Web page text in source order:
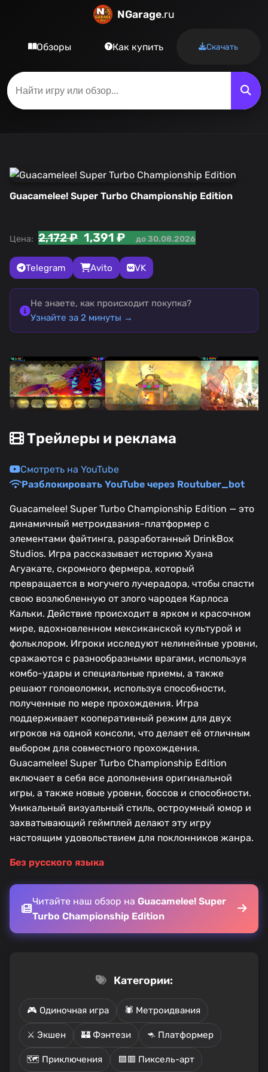
NGarage.ru
Обзоры Как купить Скачать
Guacamelee! Super Turbo Championship Edition
Цена: 2,172 ₽ 1,391 ₽ до 30.08.2026
Telegram Avito VK
Не знаете, как происходит покупка?
Узнайте за 2 минуты →
Трейлеры и реклама
Смотреть на YouTube
Разблокировать YouTube через Routuber_bot
Guacamelee! Super Turbo Championship Edition — это
динамичный метроидвания-платформер с
элементами файтинга, разработанный DrinkBox
Studios. Игра рассказывает историю Хуана
Агуакате, скромного фермера, который
превращается в могучего лучерадора, чтобы спасти
свою возлюбленную от злого чародея Карлоса
Кальки. Действие происходит в ярком и красочном
мире, вдохновленном мексиканской культурой и
фольклором. Игроки исследуют нелинейные уровни,
сражаются с разнообразными врагами, используя
комбо-удары и специальные приемы, а также
решают головоломки, используя способности,
полученные по мере прохождения. Игра
поддерживает кооперативный режим для двух
игроков на одной консоли, что делает её отличным
выбором для совместного прохождения.
Guacamelee! Super Turbo Championship Edition
включает в себя все дополнения оригинальной
игры, а также новые уровни, боссов и способности.
Уникальный визуальный стиль, остроумный юмор и
захватывающий геймплей делают эту игру
настоящим удовольствием для поклонников жанра.
Без русского языка
Читайте наш обзор на Guacamelee! Super
Turbo Championship Edition
Категории:
🎮 Одиночная игра 🕷️ Метроидвания
⚔️ Экшен 🏰 Фэнтези 🦘 Платформер
🗺️ Приключения 🟦🟥 Пиксель-арт